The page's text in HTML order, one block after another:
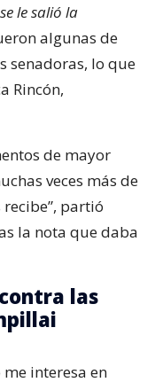
le salió la
algunas de
senadoras, lo que
Rincón,
de mayor
veces más de
partió
la nota que daba
las
interesa en